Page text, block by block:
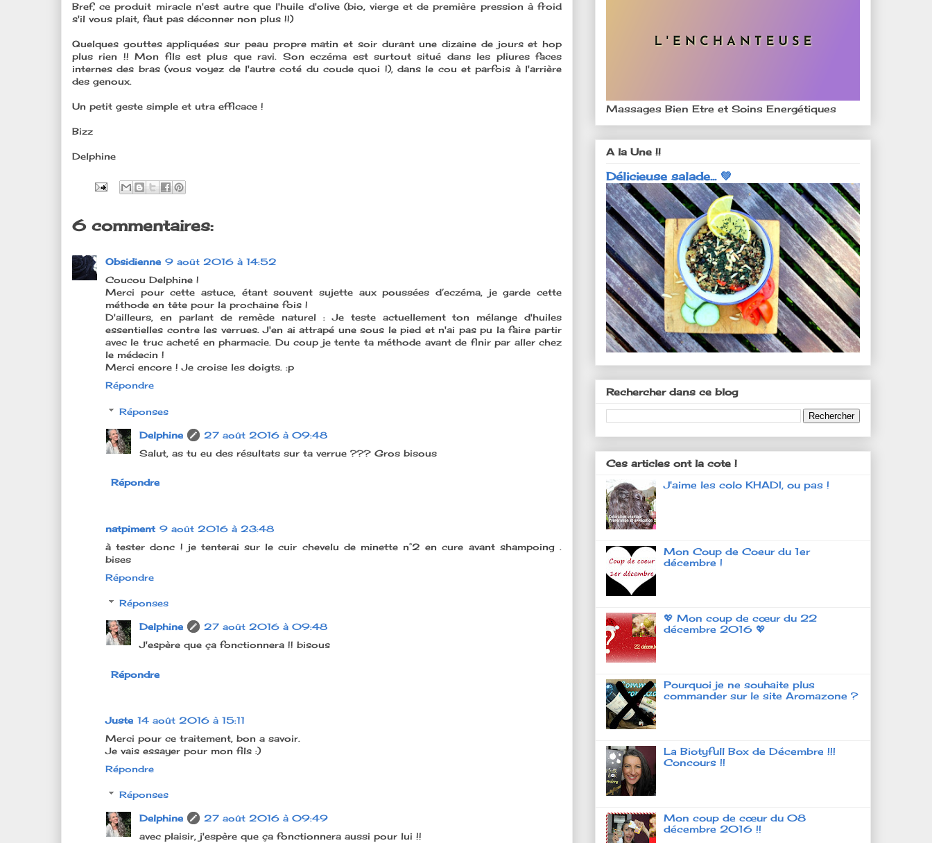
Bref, ce produit miracle n'est autre que l'huile d'olive (bio, vierge et de première pression à froid
s'il vous plait, faut pas déconner non plus !!)
Quelques gouttes appliquées sur peau propre matin et soir durant une dizaine de jours et hop
plus rien !! Mon fils est plus que ravi. Son eczéma est surtout situé dans les pliures faces
internes des bras (vous voyez de l'autre coté du coude quoi !), dans le cou et parfois à l'arrière
des genoux.
Un petit geste simple et utra efficace !
Bizz
Delphine
6 commentaires:
Obsidienne 9 août 2016 à 14:52
Coucou Delphine !
Merci pour cette astuce, étant souvent sujette aux poussées d’eczéma, je garde cette
méthode en tête pour la prochaine fois !
D'ailleurs, en parlant de remède naturel : Je teste actuellement ton mélange d'huiles
essentielles contre les verrues. J'en ai attrapé une sous le pied et n'ai pas pu la faire partir
avec le truc acheté en pharmacie. Du coup je tente ta méthode avant de finir par aller chez
le médecin !
Merci encore ! Je croise les doigts. :p
Répondre
Réponses
Delphine
27 août 2016 à 09:48
Salut, as tu eu des résultats sur ta verrue ??? Gros bisous
Répondre
natpiment 9 août 2016 à 23:48
à tester donc ! je tenterai sur le cuir chevelu de minette n°2 en cure avant shampoing .
bises
Répondre
Réponses
Delphine
27 août 2016 à 09:48
J'espère que ça fonctionnera !! bisous
Répondre
Juste 14 août 2016 à 15:11
Merci pour ce traitement, bon a savoir.
Je vais essayer pour mon fils :)
Répondre
Réponses
Delphine
27 août 2016 à 09:49
avec plaisir, j'espère que ça fonctionnera aussi pour lui !!
Massages Bien Etre et Soins Energétiques
A la Une !!
Délicieuse salade... 💚
Rechercher dans ce blog
Ces articles ont la cote !
J'aime les colo KHADI, ou pas !
Mon Coup de Coeur du 1er
décembre !
💖 Mon coup de cœur du 22
décembre 2016 💖
Pourquoi je ne souhaite plus
commander sur le site Aromazone ?
La Biotyfull Box de Décembre !!!
Concours !!
Mon coup de cœur du 08
décembre 2016 !!